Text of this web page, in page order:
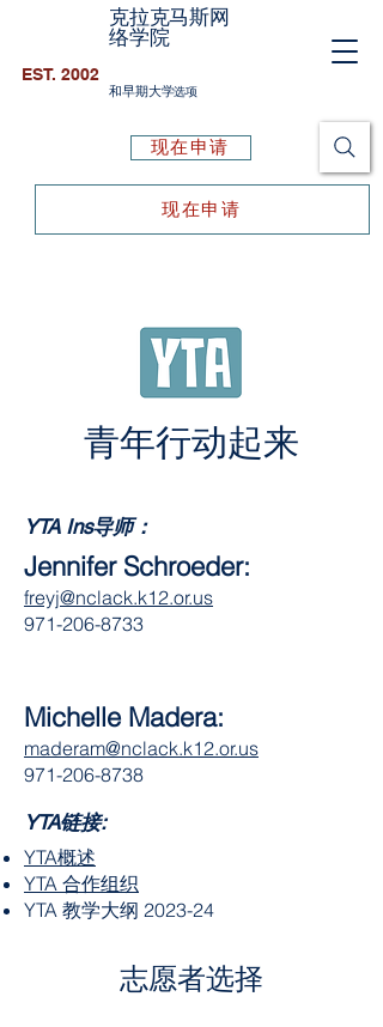
克拉克马斯网
络学院
和早期大学选项
EST. 2002
现在申请
现在申请
青年行动起来
YTA Ins导师：
Jennifer Schroeder:
freyj@nclack.k12.or.us
971-206-8733
Michelle Madera:
maderam@nclack.k12.or.us
971-206-8738
YTA链接:
YTA概述
YTA 合作组织
YTA 教学大纲 2023-24
志愿者选择